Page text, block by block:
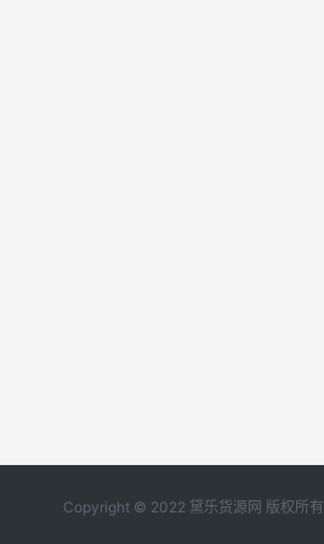
Copyright © 2022 黛乐货源网 版权所有